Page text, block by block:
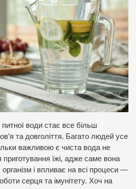
питної води стає все більш
та довголіття. Багато людей усе
важливою є чиста вода не
їжі, адже саме вона
і впливає на всі процеси —
серця та імунітету. Хоч на